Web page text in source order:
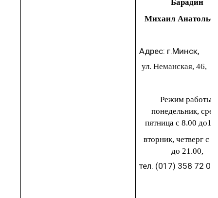
Барадин
Михаил
Адрес: г.Минск,
ул. Неманская, 46,
Режим работы
понедельник,
пятница с8.00 до
вторник, четверг с
до 21.00,
тел. (017) 358 72 00.